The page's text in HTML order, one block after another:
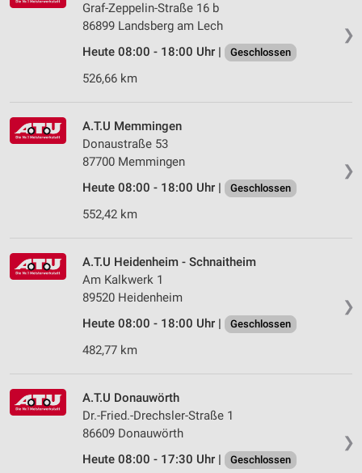
❯
Graf-Zeppelin-Straße 16 b
86899 Landsberg am Lech
Heute 08:00 - 18:00 Uhr |
Geschlossen
526,66 km
❯
A.T.U Memmingen
Donaustraße 53
87700 Memmingen
Heute 08:00 - 18:00 Uhr |
Geschlossen
552,42 km
❯
A.T.U Heidenheim - Schnaitheim
Am Kalkwerk 1
89520 Heidenheim
Heute 08:00 - 18:00 Uhr |
Geschlossen
482,77 km
❯
A.T.U Donauwörth
Dr.-Fried.-Drechsler-Straße 1
86609 Donauwörth
Heute 08:00 - 17:30 Uhr |
Geschlossen